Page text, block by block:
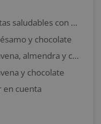
Recetas de galletas saludables con chocolate
y chocolate
Galletas de avena, almendra y chocolate
y chocolate
en cuenta